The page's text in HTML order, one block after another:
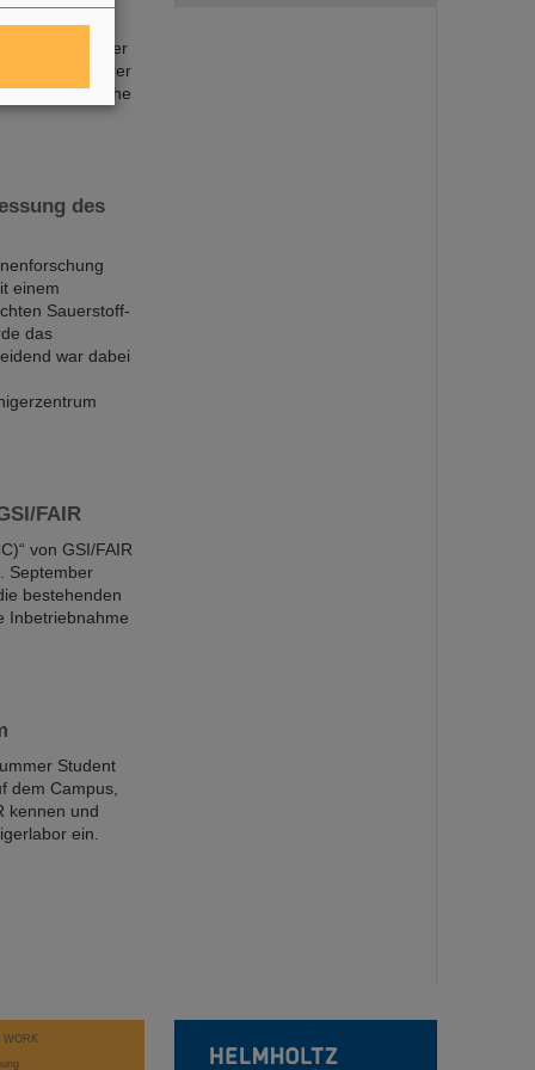
Platz zu
Beschleuniger
unserer
logistische
des
einem
Sauerstoff-
das
war dabei
FAIR
von GSI/FAIR
September
bestehenden
Inbetriebnahme
Student
dem Campus,
kennen und
ein.
WORK